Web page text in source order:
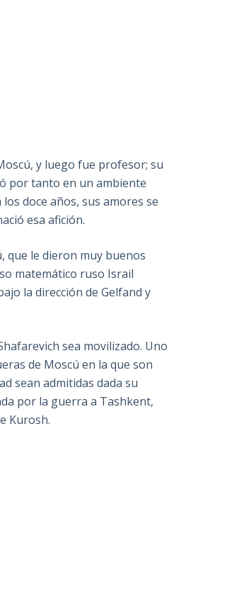
y luego fue profesor; su
por tanto en un ambiente
doce años, sus amores se
esa afición.
que le dieron muy buenos
matemático ruso Israil
la dirección de Gelfand y
sea movilizado. Uno
de Moscú en la que son
sean admitidas dada su
por la guerra a Tashkent,
Kurosh.